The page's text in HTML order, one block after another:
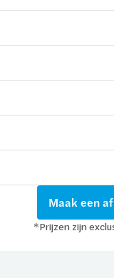
Maak een
*Prijzen zijn